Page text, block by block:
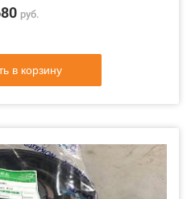
руб.
в корзину